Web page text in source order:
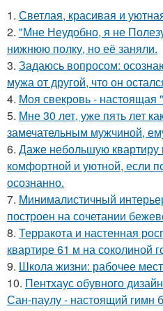
1. Светлая, красивая и
2. "Мне Неудобно, я не
нижнюю полку, но её заняли.
3. Задаюсь вопросом:
мужа от другой, что он
4. Моя свекровь - настоящая
5. Мне 30 лет, уже пять лет
замечательным мужчиной,
6. Даже небольшую квартиру
комфортной и уютной, если
осознанно.
7. Минималистичный
построен на сочетании
8. Терракота и настенная
квартире 61 м на соколиной
9. Школа жизни: рабочее
10. Пентхаус обувного
Сан-паулу - настоящий гимн